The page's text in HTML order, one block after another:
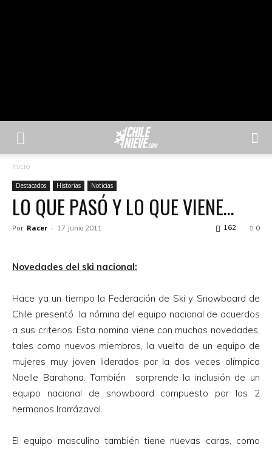
Inicio
Destacados Historias Noticias
LO QUE PASÓ Y LO QUE VIENE…
Por Racer - 17 Junio 2011 0
162
Novedades del ski nacional:
Hace ya un tiempo la Federación de Ski y Snowboard de
Chile presentó la nómina del equipo nacional de acuerdos
a sus criterios. Esta nomina viene con muchas novedades,
tales como nuevos miembros, la vuelta de un equipo de
mujeres muy joven liderados por la dos veces olímpica
Noelle Barahona. También sorprende la inclusión de un
equipo nacional de snowboard compuesto por los 2
hermanos Irarrázaval.
El equipo masculino también tiene nuevas caras, como